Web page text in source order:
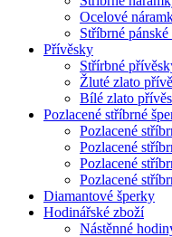
Ocelové
Stříbrné
Přívěsky
Střírbné
Žluté zlato
Bílé zlato
Pozlacené stříbrné
Pozlacené
Pozlacené
Pozlacené
Pozlacené
Diamantové šperky
Hodinářské zboží
Nástěnné